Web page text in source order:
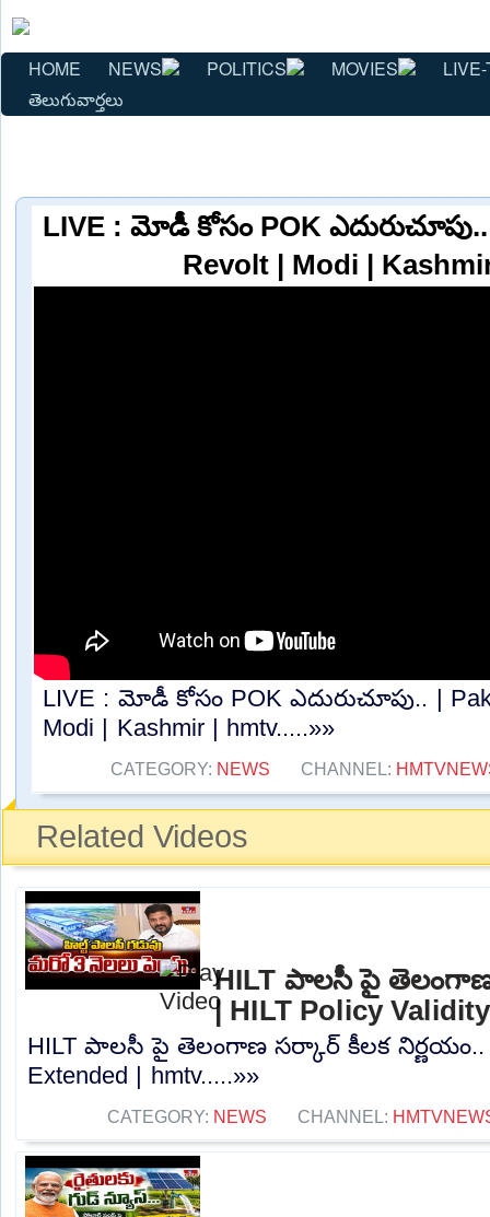
HOME NEWS POLITICS MOVIES
తెలుగువార్తలు
LIVE : మోడీ కోసం POK
Revolt | Modi |
LIVE : మోడీ కోసం POK ఎదురుచూపు.. |
Modi | Kashmir | hmtv.....»»
CATEGORY: NEWS CHANNEL:
Related Videos
HILT పాలసీ పై తెలంగాణ
| HILT Policy
HILT పాలసీ పై తెలంగాణ సర్కార్ కీలక నిర్ణయం.. |
Extended | hmtv.....»»
CATEGORY: NEWS CHANNEL: